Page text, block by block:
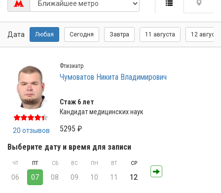
Дата Любая Сегодня Завтра 11 августа 12 августа
20 отзывов
Фтизиатр
Чумоватов Никита Владимирович
Стаж 6 лет
Кандидат медицинских наук
5295 ₽
Выберите дату и время для записи
ЧТ
06
ПТ
07
СБ
08
ВС
09
ПН
10
ВТ
11
СР
12